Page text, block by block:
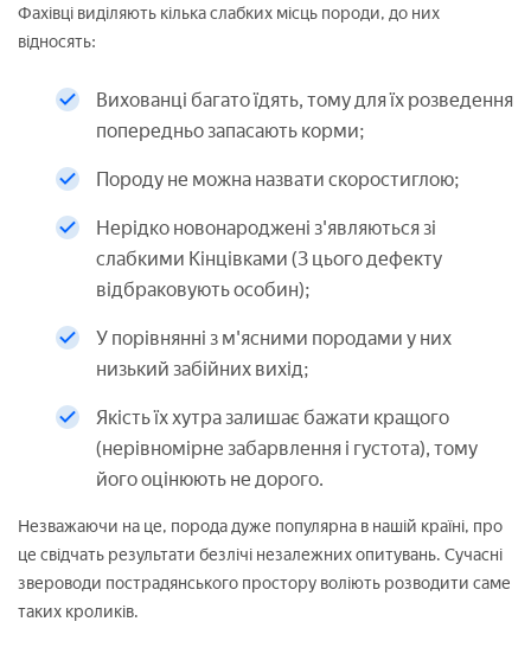
Фахівці виділяють кілька слабких місць породи, до них
відносять:
Вихованці багато їдять, тому для їх розведення
попередньо запасають корми;
Породу не можна назвати скоростиглою;
Нерідко новонароджені з'являються зі
слабкими Кінцівками (З цього дефекту
відбраковують особин);
У порівнянні з м'ясними породами у них
низький забійних вихід;
Якість їх хутра залишає бажати кращого
(нерівномірне забарвлення і густота), тому
його оцінюють не дорого.
Незважаючи на це, порода дуже популярна в нашій країні, про
це свідчать результати безлічі незалежних опитувань. Сучасні
звероводи пострадянського простору воліють розводити саме
таких кроликів.